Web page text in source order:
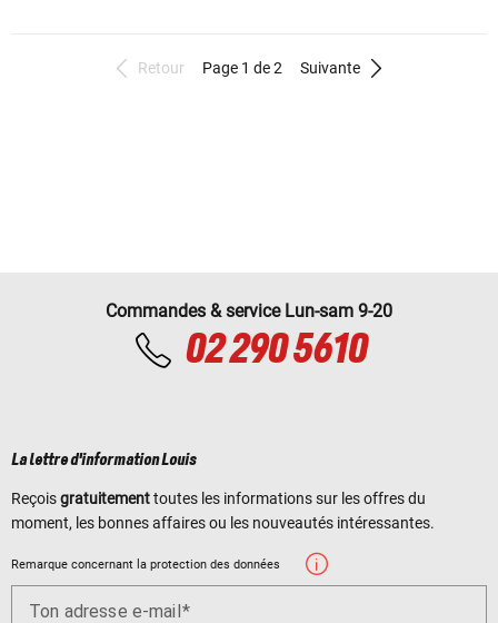
Retour Page 1 de 2 Suivante
Commandes & service Lun-sam 9-20
02 290 5610
La lettre d'information Louis
Reçoisgratuitementtoutes les informations sur les offres du
moment, les bonnes affaires ou les nouveautés intéressantes.
Remarque concernant la protection des données
Ton adresse e-mail